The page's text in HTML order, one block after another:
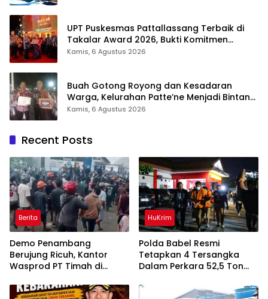
UPT Puskesmas Pattallassang Terbaik di
Takalar Award 2026, Bukti Komitmen
Hadirkan Pelayanan Kesehatan Berkualitas
Kamis, 6 Agustus 2026
Buah Gotong Royong dan Kesadaran
Warga, Kelurahan Patte’ne Menjadi Bintang
Takalar Award 2026
Kamis, 6 Agustus 2026
Recent Posts
Berita
Demo Penambang
Berujung Ricuh, Kantor
Wasprod PT Timah di
HuKrim
Polda Babel Resmi
Tetapkan 4 Tersangka
Dalam Perkara 52,5 Ton
Belitung